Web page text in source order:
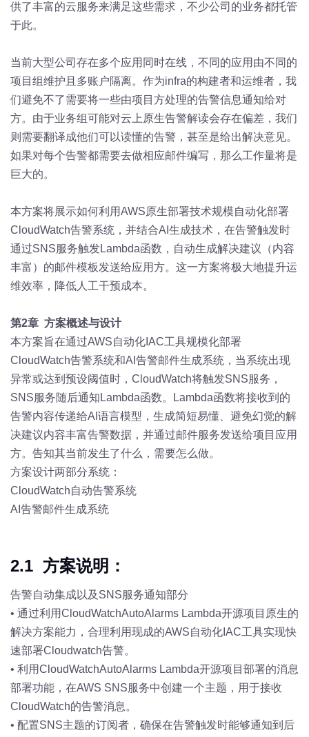
供了丰富的云服务来满足这些需求，不少公司的业务都托管
于此。
当前大型公司存在多个应用同时在线，不同的应用由不同的
项目组维护且多账户隔离。作为infra的构建者和运维者，我
们避免不了需要将一些由项目方处理的告警信息通知给对
方。由于业务组可能对云上原生告警解读会存在偏差，我们
则需要翻译成他们可以读懂的告警，甚至是给出解决意见。
如果对每个告警都需要去做相应邮件编写，那么工作量将是
巨大的。
本方案将展示如何利用AWS原生部署技术规模自动化部署
CloudWatch告警系统，并结合AI生成技术，在告警触发时
通过SNS服务触发Lambda函数，自动生成解决建议（内容
丰富）的邮件模板发送给应用方。这一方案将极大地提升运
维效率，降低人工干预成本。
第2章 方案概述与设计
本方案旨在通过AWS自动化IAC工具规模化部署
CloudWatch告警系统和AI告警邮件生成系统，当系统出现
异常或达到预设阈值时，CloudWatch将触发SNS服务，
SNS服务随后通知Lambda函数。Lambda函数将接收到的
告警内容传递给AI语言模型，生成简短易懂、避免幻觉的解
决建议内容丰富告警数据，并通过邮件服务发送给项目应用
方。告知其当前发生了什么，需要怎么做。
方案设计两部分系统：
CloudWatch自动告警系统
AI告警邮件生成系统
2.1 方案说明：
告警自动集成以及SNS服务通知部分
• 通过利用CloudWatchAutoAlarms Lambda开源项目原生的
解决方案能力，合理利用现成的AWS自动化IAC工具实现快
速部署Cloudwatch告警。
• 利用CloudWatchAutoAlarms Lambda开源项目部署的消息
部署功能，在AWS SNS服务中创建一个主题，用于接收
CloudWatch的告警消息。
• 配置SNS主题的订阅者，确保在告警触发时能够通知到后